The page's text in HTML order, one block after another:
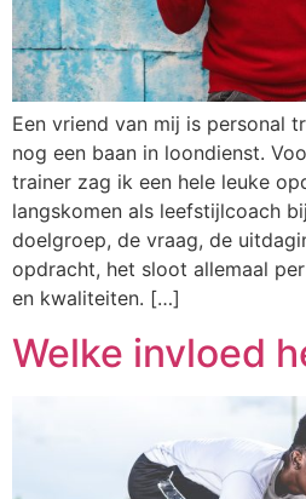
Een vriend van mij is personal
nog een baan in loondienst.
trainer zag ik een hele leuke
langskomen als leefstijlcoach
doelgroep, de vraag, de
opdracht, het sloot allemaal
en kwaliteiten. […]
Welke invloed